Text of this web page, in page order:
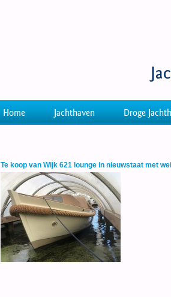
Home Jachthaven Droge
Te koop van Wijk 621 lounge in nieuwstaat met